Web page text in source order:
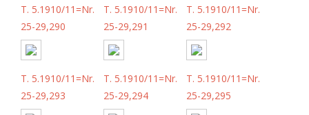
T. 5.1910/11=Nr.
25-29,290
T. 5.1910/11=Nr.
25-29,291
T. 5.1910/11=Nr.
25-29,292
T. 5.1910/11=Nr.
25-29,293
T. 5.1910/11=Nr.
25-29,294
T. 5.1910/11=Nr.
25-29,295